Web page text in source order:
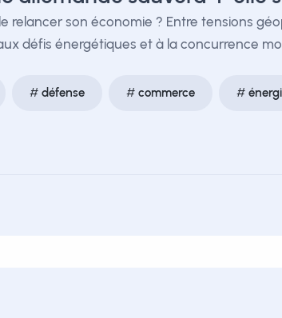
relancer son économie ? Entre tensions
défis énergétiques et à la concurrence
défense commerce